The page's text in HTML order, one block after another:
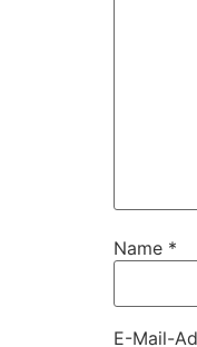
Name *
E-Mail-